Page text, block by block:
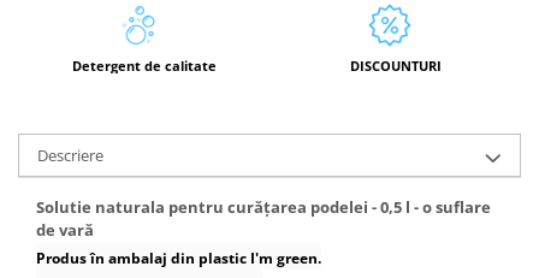
Detergent de calitate DISCOUNTURI
Descriere
Solutie naturala pentru curățarea podelei - 0,5 l - o suflare
de vară
Produs în ambalaj din plastic I'm green.